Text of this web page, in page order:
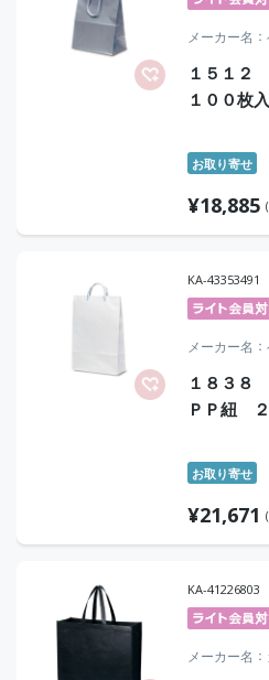
メーカー名
１５１
１００枚入
お取り寄せ
¥18,885
KA-43353491
メーカー名
１８３
ＰＰ紐
お取り寄せ
¥21,671
KA-41226803
メーカー名